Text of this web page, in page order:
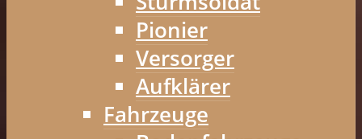
Pionier
Versorger
Aufklärer
Fahrzeuge